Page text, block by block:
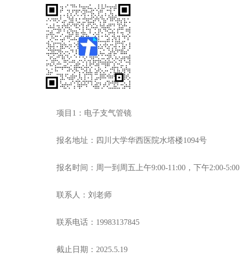
项目1：电子支气管镜
报名地址：四川大学华西医院水塔楼1094号
报名时间：周一到周五上午9:00-11:00，下午2:00-5:00
联系人：刘老师
联系电话：19983137845
截止日期：2025.5.19